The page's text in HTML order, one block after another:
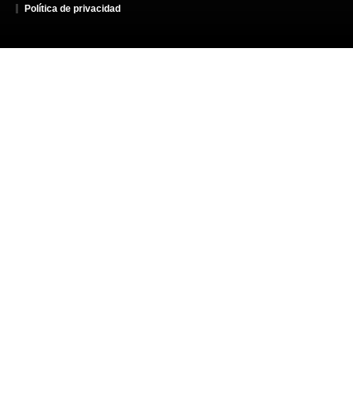
Política de privacidad